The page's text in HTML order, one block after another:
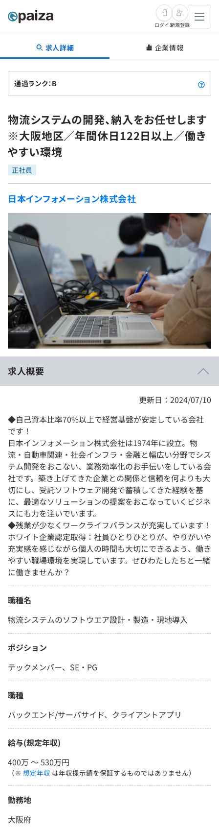
転職・キャリア
転職成功ガイド
転職エージェント
インタビュー
転職成功ガイド
新卒就活
求人検索
本選考
インターン
新卒エージェント
イベント・セミナー
インタビュー
就活成功ガイド
学習
問題集
4択課題
リファレンス
プラン
個人向けプラン
法人向けプラン
学校向けプラン
契約内容・クーポン
プログラミング言語
再チャレンジ結果一覧
ゲーム・マンガ
Tech Team Journal
paiza times
note
paizaとは？
ログイン新規登録
求人詳細 企業情報
通過ランク：B
物流システムの開発、納入をお任せします
※大阪地区／年間休日122日以上／働き
やすい環境
正社員
日本インフォメーション株式会社
求人概要
更新日：2024/07/10
◆自己資本比率70%以上で経営基盤が安定している会社
です！
日本インフォメーション株式会社は1974年に設立。物
流・自動車関連・社会インフラ・金融と幅広い分野でシス
テム開発をおこない、業務効率化のお手伝いをしている会
社です。築き上げてきた企業との関係と信頼を何よりも大
切にし、受託ソフトウェア開発で蓄積してきた経験を基
に、最適なソリューションの提案をおこなっていくビジネ
スにも力を注いでいます。
◆残業が少なくワークライフバランスが充実しています！
ホワイト企業認定取得：社員ひとりひとりが、やりがいや
充実感を感じながら個人の時間も大切にできるよう、働き
やすい職場環境を実現しています。ぜひわたしたちと一緒
に働きませんか？
職種名
物流システムのソフトウエア設計・製造・現地導入
ポジション
テックメンバー、SE・PG
職種
バックエンド/サーバサイド、クライアントアプリ
給与(想定年収)
400万 〜 530万円
（※ 想定年収 は年収提示額を保証するものではありません）
勤務地
大阪府